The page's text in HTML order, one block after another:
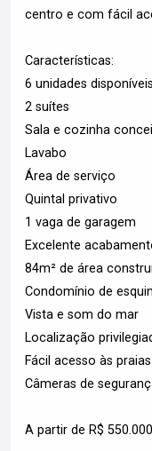
centro e com fácil
Características:
6 unidades disponíveis
2 suítes
Sala e cozinha
Lavabo
Área de serviço
Quintal privativo
1 vaga de garagem
Excelente
84m² de área
Condomínio de
Vista e som do mar
Localização
Fácil acesso às praias
Câmeras de
A partir de R$